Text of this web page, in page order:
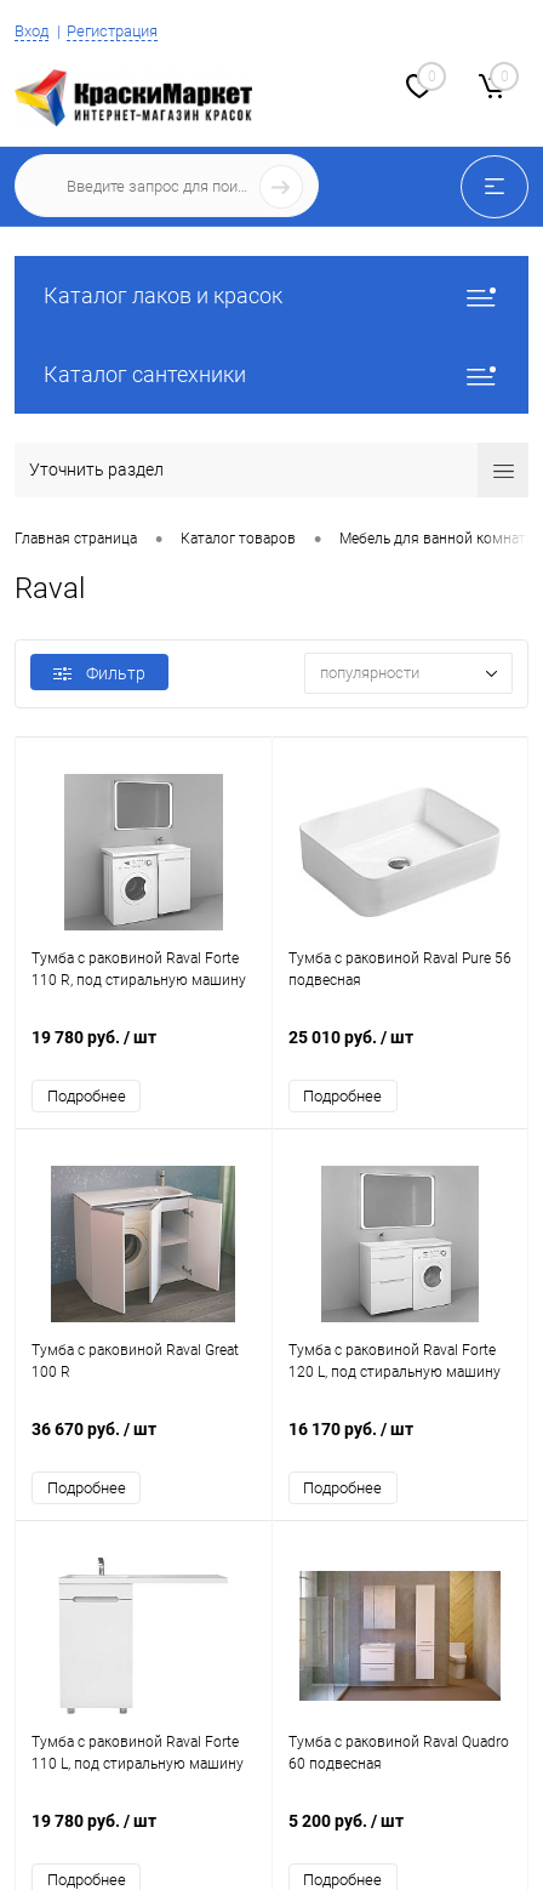
Вход Регистрация
0 0
Каталог лаков и красок
Каталог сантехники
Уточнить раздел
Главная страница • Каталог товаров • Мебель для ванной комнаты
Raval
Фильтр популярности
Тумба с раковиной Raval Forte
110 R, под стиральную машину
19 780 руб. / шт
Подробнее
Тумба с раковиной Raval Pure 56
подвесная
25 010 руб. / шт
Подробнее
Тумба с раковиной Raval Great
100 R
36 670 руб. / шт
Подробнее
Тумба с раковиной Raval Forte
120 L, под стиральную машину
16 170 руб. / шт
Подробнее
Тумба с раковиной Raval Forte
110 L, под стиральную машину
19 780 руб. / шт
Подробнее
Тумба с раковиной Raval Quadro
60 подвесная
5 200 руб. / шт
Подробнее